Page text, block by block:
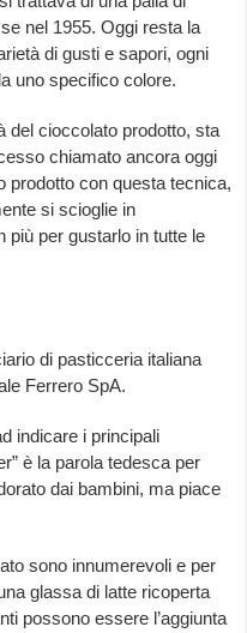
nel 1955. Oggi resta la
di gusti e sapori, ogni
uno specifico colore.
del cioccolato prodotto, sta
chiamato ancora oggi
prodotto con questa tecnica,
si scioglie in
più per gustarlo in tutte le
di pasticceria italiana
Ferrero SpA.
indicare i principali
è la parola tedesca per
dai bambini, ma piace
sono innumerevoli e per
glassa di latte ricoperta
possono essere l’aggiunta